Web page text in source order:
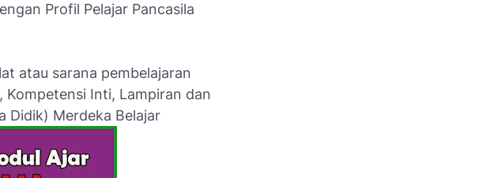
Profil Pelajar Pancasila
atau sarana pembelajaran
Inti, Lampiran dan
Didik) Merdeka Belajar